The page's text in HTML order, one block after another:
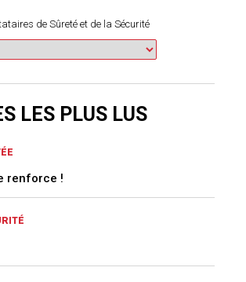
de Sûreté et de la Sécurité
LES PLUS LUS
renforce !